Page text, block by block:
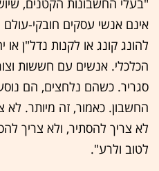
אינם אנשי עסקים חובקי-עולם
להונג קונג או לקנות נדל"ן
הכלכלי. אנשים עם חששות
סגריר. כשהם נלחצים, הם
החשבון. כאמור, זה מיותר. לא
לא צריך להסתיר, ולא צריך
לטוב ולרע".